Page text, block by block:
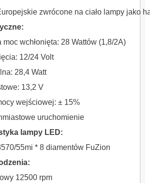
zwrócone na ciało lampy jako
moc wchłonięta: 28 Wattów (1,8/2A)
12/24 Volt
28,4 Watt
13,2 V
wejściowej: ± 15%
uruchomienie
lampy LED:
55mi * 8 diamentów FuZion
12500 rpm